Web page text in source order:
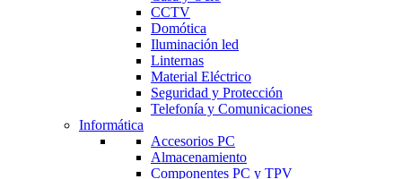
CCTV
Domótica
Iluminación led
Linternas
Material Eléctrico
Seguridad y Protección
Telefonía y Comunicaciones
Informática
Accesorios PC
Almacenamiento
Componentes PC y TPV